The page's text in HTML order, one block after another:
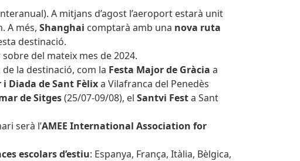
A mitjans d’agost l’aeroport estarà unit
A més, Shanghai comptarà amb una nova ruta
destinació.
del mateix mes de 2024.
la destinació, com la Festa Major de Gràcia a
i Diada de Sant Fèlixa Vilafranca del Penedès
de Sitges(25/07-09/08), el Santvi Festa Sant
serà l’AMEE International Association for
escolars d’estiu: Espanya, França, Itàlia, Bèlgica,